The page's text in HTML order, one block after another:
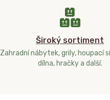
Široký sortiment
Zahradní nábytek, grily, houpací
dílna, hračky a další.